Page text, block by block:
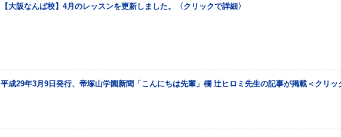
【大阪なんば校】4月のレッスンを更新しました。〈クリックで詳細〉
平成29年3月9日発行、帝塚山学園新聞「こんにちは先輩」欄 辻ヒロミ先生の記事が掲載＜クリッ